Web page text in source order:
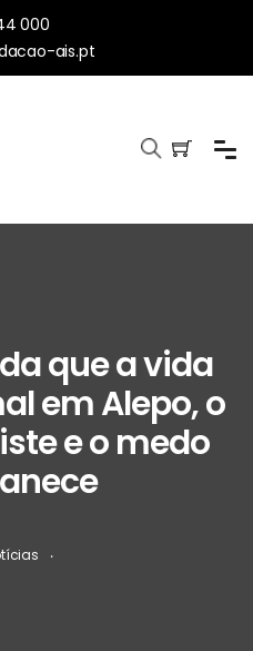
000
ais.pt
que a vida
em Alepo, o
e o medo
‧